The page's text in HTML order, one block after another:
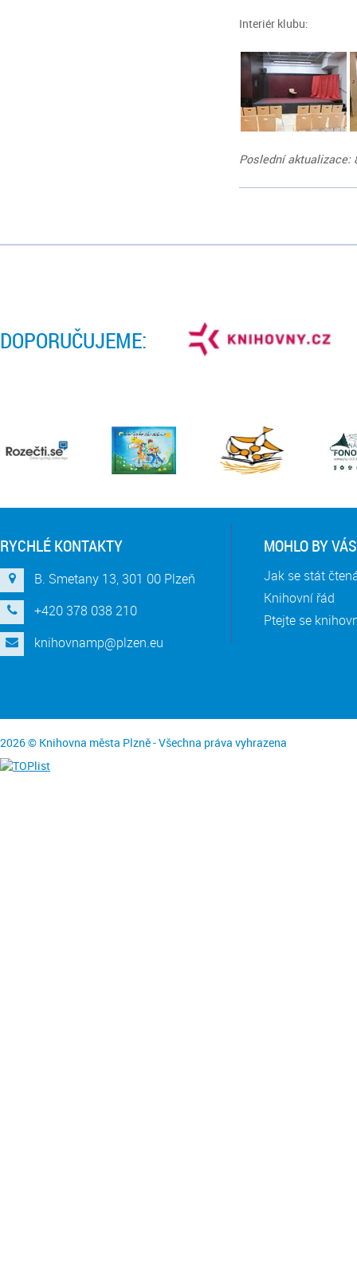
Interiér klubu:
Poslední aktualizace:
DOPORUČUJEME:
RYCHLÉ KONTAKTY
B. Smetany 13, 301 00 Plzeň
+420 378 038 210
knihovnamp@plzen.eu
MOHLO BY
Jak se stát
Knihovní řád
Ptejte se
2026 © Knihovna města Plzně - Všechna práva vyhrazena